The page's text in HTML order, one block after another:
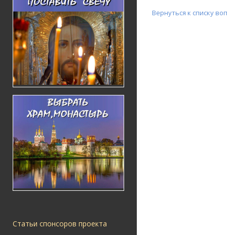
Статьи спонсоров проекта
Вернуться к списку